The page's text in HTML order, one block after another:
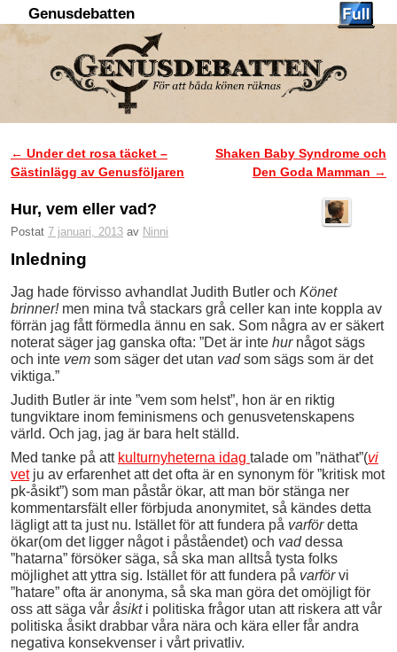
Genusdebatten
Inläggsnavigering
← Under det rosa täcket –
Gästinlägg av Genusföljaren
Shaken Baby Syndrome och
Den Goda Mamman →
Hur, vem eller vad?
Postat 7 januari, 2013 av Ninni
Inledning
Jag hade förvisso avhandlat Judith Butler och Könet
brinner!men mina två stackars grå celler kan inte koppla av
förrän jag fått förmedla ännu en sak. Som några av er säkert
noterat säger jag ganska ofta: ”Det är inte hurnågot sägs
och inte vem som säger det utan vadsom sägs som är det
viktiga.”
Judith Butler är inte ”vem som helst”, hon är en riktig
tungviktare inom feminismens och genusvetenskapens
värld. Och jag, jag är bara helt ställd.
Med tanke på att kulturnyheterna idag talade om ”näthat”(vi
vetju av erfarenhet att det ofta är en synonym för ”kritisk mot
pk-åsikt”) som man påstår ökar, att man bör stänga ner
kommentarsfält eller förbjuda anonymitet, så kändes detta
lägligt att ta just nu. Istället för att fundera på varfördetta
ökar(om det ligger något i påståendet) och vaddessa
”hatarna” försöker säga, så ska man alltså tysta folks
möjlighet att yttra sig. Istället för att fundera på varförvi
”hatare” ofta är anonyma, så ska man göra det omöjligt för
oss att säga vår åsikti politiska frågor utan att riskera att vår
politiska åsikt drabbar våra nära och kära eller får andra
negativa konsekvenser i vårt privatliv.